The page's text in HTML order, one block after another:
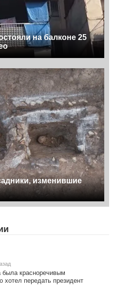
на балконе 25
изменившие
была красноречивым
хотел передать президент